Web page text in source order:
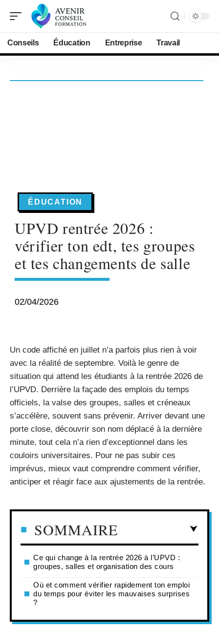
Conseils Éducation Entreprise Travail
ÉDUCATION
UPVD rentrée 2026 :
vérifier ton edt, tes groupes
et tes changements de salle
02/04/2026
Un code affiché en juillet n’a parfois plus rien à voir
avec la réalité de septembre. Voilà le genre de
situation qui attend les étudiants à la rentrée 2026 de
l’UPVD. Derrière la façade des emplois du temps
officiels, la valse des groupes, salles et créneaux
s’accélère, souvent sans prévenir. Arriver devant une
porte close, découvrir son nom déplacé à la dernière
minute, tout cela n’a rien d’exceptionnel dans les
couloirs universitaires. Pour ne pas subir ces
imprévus, mieux vaut comprendre comment vérifier,
anticiper et réagir face aux ajustements de la rentrée.
SOMMAIRE
Ce qui change à la rentrée 2026 à l’UPVD :
groupes, salles et organisation des cours
Où et comment vérifier rapidement ton emploi
du temps pour éviter les mauvaises surprises
?